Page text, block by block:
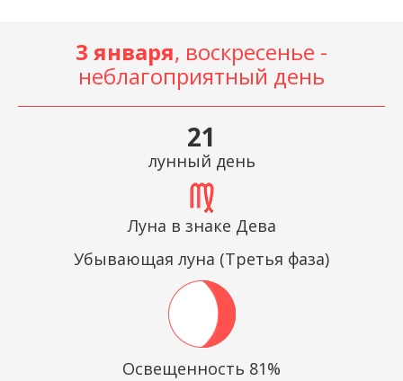
3 января, воскресенье -
неблагоприятный день
21
лунный день
Луна в знаке Дева
Убывающая луна (Третья фаза)
Освещенность 81%